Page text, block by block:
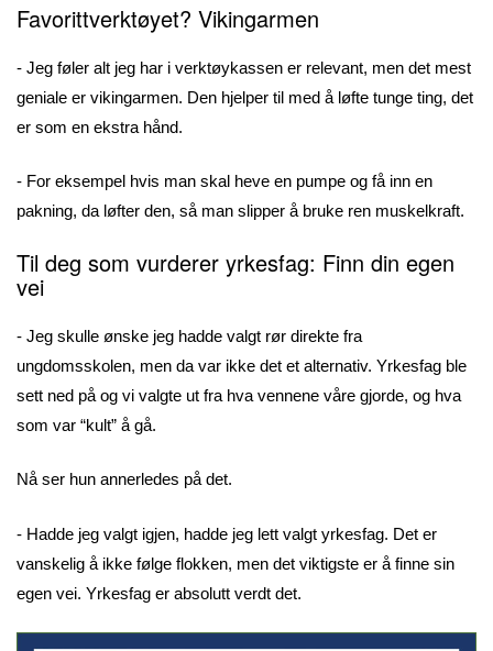
Favorittverktøyet? Vikingarmen
- Jeg føler alt jeg har i verktøykassen er relevant, men det mest
geniale er vikingarmen. Den hjelper til med å løfte tunge ting, det
er som en ekstra hånd.
- For eksempel hvis man skal heve en pumpe og få inn en
pakning, da løfter den, så man slipper å bruke ren muskelkraft.
Til deg som vurderer yrkesfag: Finn din egen
vei
- Jeg skulle ønske jeg hadde valgt rør direkte fra
ungdomsskolen, men da var ikke det et alternativ. Yrkesfag ble
sett ned på og vi valgte ut fra hva vennene våre gjorde, og hva
som var “kult” å gå.
Nå ser hun annerledes på det.
- Hadde jeg valgt igjen, hadde jeg lett valgt yrkesfag. Det er
vanskelig å ikke følge flokken, men det viktigste er å finne sin
egen vei. Yrkesfag er absolutt verdt det.